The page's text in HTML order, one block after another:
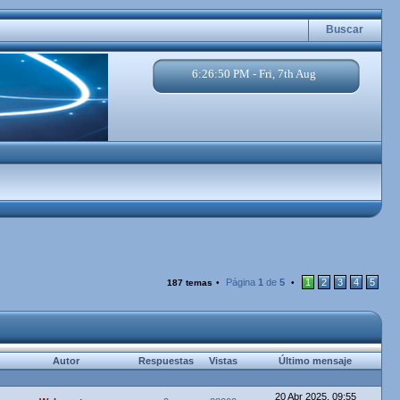
Buscar
6:26:51 PM - Fri, 7th Aug
187 temas • Página 1 de 5 • 1 2 3 4 5
Autor Respuestas Vistas Último mensaje
20 Abr 2025, 09:55